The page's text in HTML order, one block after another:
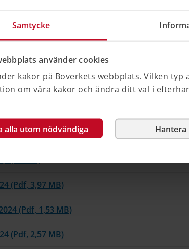
Samtycke
använder cookies
kakor på Boverkets webbplats. Vilken
om våra kakor och ändra ditt val i
alla utom nödvändiga
3,73 MB)
(Pdf, 2,02 MB)
4,54 MB)
MB)
11,17 MB)
(Pdf, 2,93 MB)
1,23 MB)
(Pdf, 3,97 MB)
(Pdf, 1,53 MB)
(Pdf, 2,57 MB)